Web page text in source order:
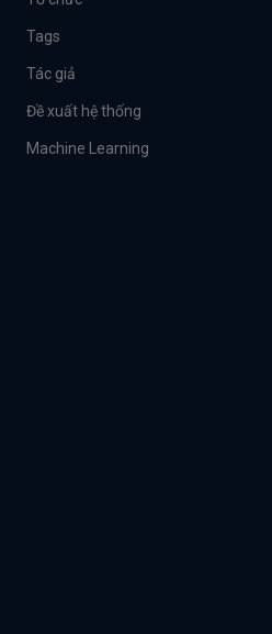
Tags
Tác giả
Đề xuất hệ thống
Machine Learning